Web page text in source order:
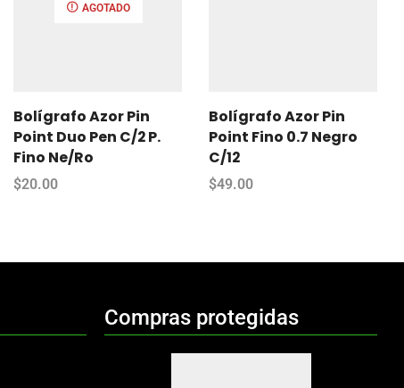
AGOTADO
Bolígrafo Azor Pin
Point Duo Pen C/2 P.
Fino Ne/Ro
$20.00
Bolígrafo Azor Pin
Point Fino 0.7 Negro
C/12
$49.00
Compras protegidas